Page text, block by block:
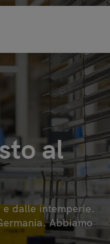
al
e dalle intemperie.
Abbiamo